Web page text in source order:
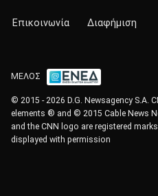
Επικοινωνία Διαφήμιση
ΜΕΛΟΣ
© 2015 - 2026 D.G. Newsagency S.A.
elements ® and © 2015 Cable News
and the CNN logo are registered
displayed with permission